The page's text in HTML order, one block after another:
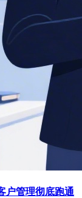
户管理彻底跑通